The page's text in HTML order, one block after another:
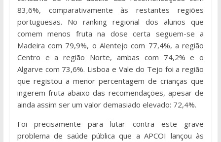
83,6%, comparativamente às restantes regiões
portuguesas. No ranking regional dos alunos que
comem menos fruta na dose certa seguem-se a
Madeira com 79,9%, o Alentejo com 77,4%, a região
Centro e a região Norte, ambas com 74,2% e o
Algarve com 73,6%. Lisboa e Vale do Tejo foi a região
que registou a menor percentagem de crianças que
ingerem fruta abaixo das recomendações, apesar de
ainda assim ser um valor demasiado elevado: 72,4%.
Foi precisamente para lutar contra este grave
problema de saúde pública que a APCOI lançou às